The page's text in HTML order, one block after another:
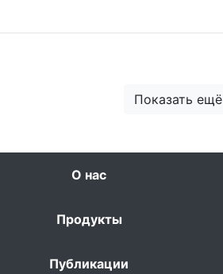
Показать ещё
О нас
Продукты
Публикации